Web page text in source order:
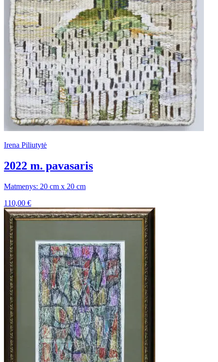
Irena Piliutytė
2022 m. pavasaris
Matmenys: 20 cm x 20 cm
110,00 €